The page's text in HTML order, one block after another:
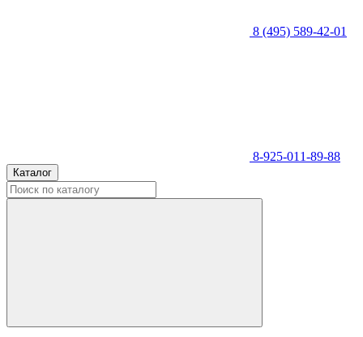
8 (495) 589-42-01
8-925-011-89-88
Каталог